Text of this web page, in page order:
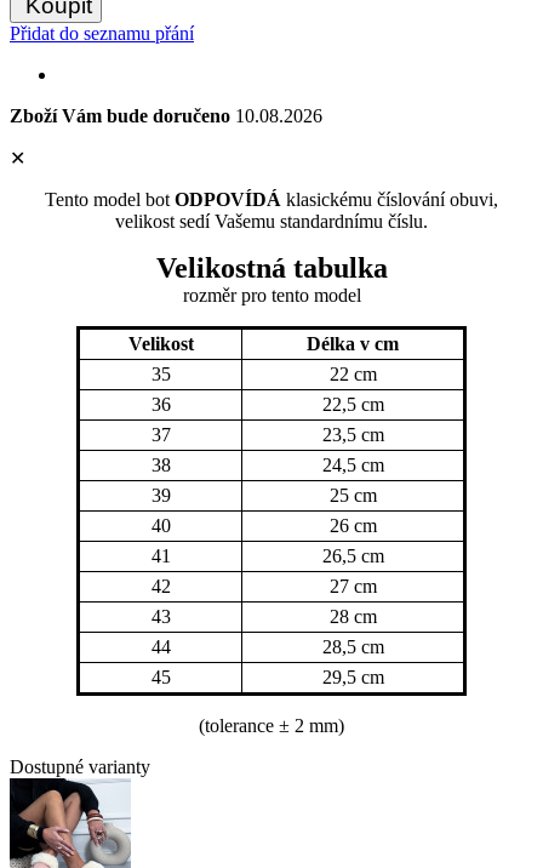
Koupit
Přidat do seznamu přání
Zboží Vám bude doručeno 10.08.2026
✕
Tento model bot ODPOVÍDÁ klasickému číslování obuvi,
velikost sedí Vašemu standardnímu číslu.
Velikostná tabulka
rozměrpro tento model
Velikost
Délka v cm
35
22 cm
36
22,5 cm
37
23,5 cm
38
24,5 cm
39
25 cm
40
26 cm
41
26,5 cm
42
27 cm
43
28 cm
44
28,5 cm
45
29,5 cm
(tolerance ± 2 mm)
Dostupné varianty